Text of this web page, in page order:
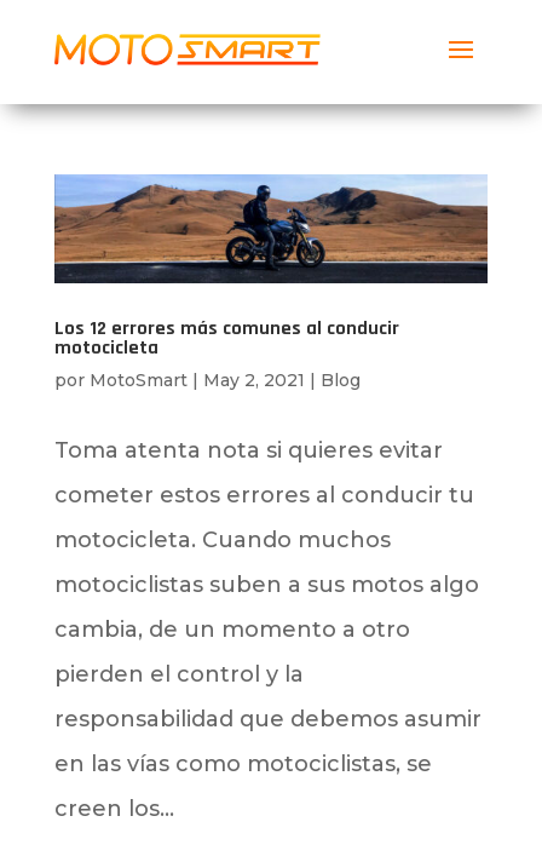
Smartech Global Services LLC Descargar
Los 12 errores más comunes al conducir
motocicleta
por MotoSmart| May 2, 2021 | Blog
Toma atenta nota si quieres evitar
cometer estos errores al conducir tu
motocicleta. Cuando muchos
motociclistas suben a sus motos algo
cambia, de un momento a otro
pierden el control y la
responsabilidad que debemos asumir
en las vías como motociclistas, se
creen los...